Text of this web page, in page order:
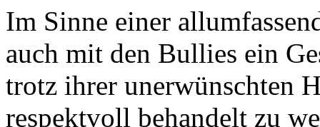
Im Sinne einer
auch mit den Bullies ein
trotz ihrer unerwünschten
respektvoll behandelt zu